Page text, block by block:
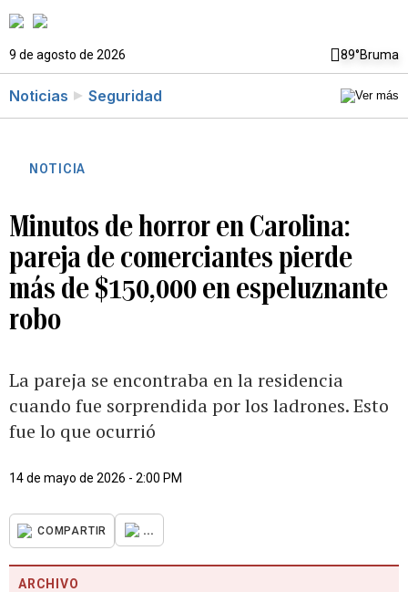
9 de agosto de 2026 89°Bruma
Noticias Seguridad
NOTICIA
Minutos de horror en Carolina:
pareja de comerciantes pierde
más de $150,000 en espeluznante
robo
La pareja se encontraba en la residencia
cuando fue sorprendida por los ladrones. Esto
fue lo que ocurrió
14 de mayo de 2026 - 2:00 PM
COMPARTIR ...
ARCHIVO